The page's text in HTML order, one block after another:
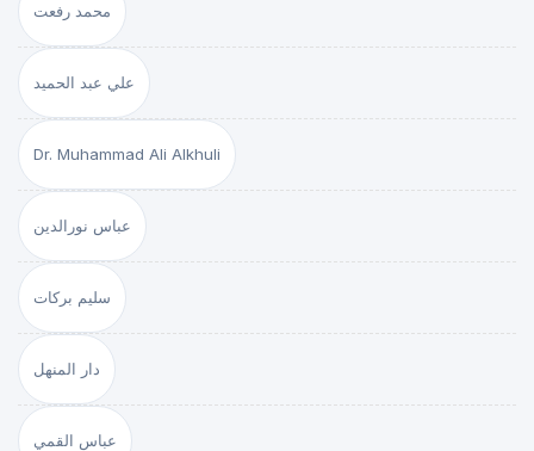
محمد رفعت
علي عبد الحميد
Dr. Muhammad Ali Alkhuli
عباس نورالدين
سليم بركات
دار المنهل
عباس القمي